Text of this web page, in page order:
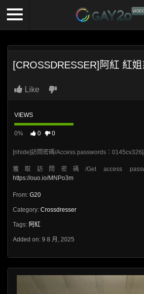
[CROSSDRESSER]阿紅 紅姐
Like
VIEWS
0% 0 0
[rihide]訪問密碼/Access passwords：
獲取訪問密碼/Get access
https://ouo.io/MNPo3m
From: G20
Category: Crossdresser
Tags: 阿紅
Added on: 9 8 月, 2025